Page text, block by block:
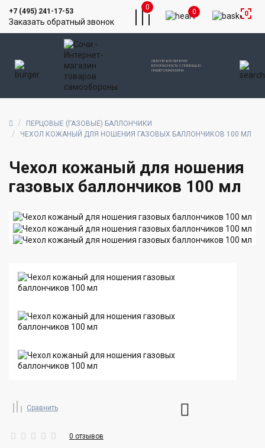
+7 (495) 241-17-53
Заказать обратный звонок
ОБЕСПЕЧЬТЕ ЛИЧНУЮ
БЕЗОПАСНОСТЬ С ПОМОЩЬЮ
НАШЕГО МАГАЗИНА
0
0 0
ПЕРЦОВЫЕ (ГАЗОВЫЕ) БАЛЛОНЧИКИ
ЧЕХОЛ КОЖАНЫЙ ДЛЯ НОШЕНИЯ ГАЗОВЫХ БАЛЛОНЧИКОВ 100 МЛ
Чехол кожаный для ношения
газовых баллончиков 100 мл
Сравнить
0 отзывов